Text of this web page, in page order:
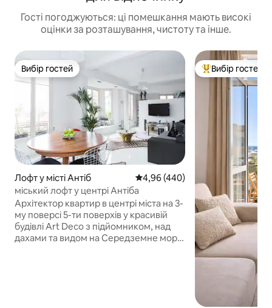
Гості погоджуються: ці помешкання мають високі
оцінки за розташування, чистоту та інше.
Вибір гостей
Вибір гостей
Лофт у місті Антіб Середня оцінка: 4,96 з 5,
4,96 (440)
міський лофт у центрі Антіба
Архітектор квартир в центрі міста на 3-
му поверсі 5-ти поверхів у красивій
будівлі Art Deco з підйомником, над
дахами та видом на Середземне море
Топ вибір гостей
Вибір гостей